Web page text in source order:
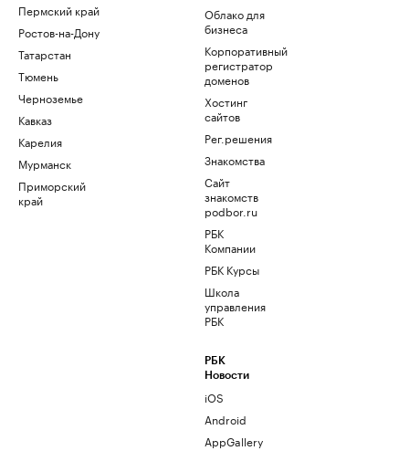
Пермский край
Ростов-на-Дону
Татарстан
Тюмень
Черноземье
Кавказ
Карелия
Мурманск
Приморский
край
Облако для
бизнеса
Корпоративный
регистратор
доменов
Хостинг
сайтов
Рег.решения
Знакомства
Сайт
знакомств
podbor.ru
РБК
Компании
РБК Курсы
Школа
управления
РБК
РБК
Новости
iOS
Android
AppGallery